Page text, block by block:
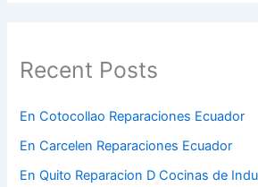
Recent Posts
En Cotocollao Reparaciones Ecuador
En Carcelen Reparaciones Ecuador
En Quito Reparacion D Cocinas de